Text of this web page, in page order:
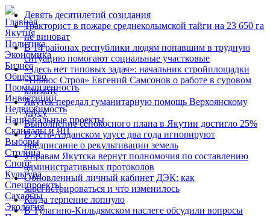
Главная
Якутия
Политика
Экономика
Бизнес
Общество
Промышленность
Инвестиции
Недвижимость
Национальные проекты
Скандалы и ЧП
Выборы
Столица
Спорт
Культура
Спецпроекты
Сахалыы
Экология
Девять десятилетий созидания
Тракторист в пожаре среднеколымской тайги на 23 650 га
не виноват
В 14 районах республики людям попавшим в трудную
ситуацию помогают социальные участковые
«Здесь нет типовых задач»: начальник стройплощадки
«Полюс Строя» Евгений Самсонов о работе в суровом
климате
Якутск передал гуманитарную помощь Верхоянскому
улусу
Выполнение сенокосного плана в Якутии достигло 25%
В Усть-Алданском улусе два года игнорируют
предписание о рекультивации земель
Управам Якутска вернут полномочия по составлению
административных протоколов
Обновленный личный кабинет ДЭК: как
зарегистрироваться и что изменилось
Когда терпение лопнуло
В Тулагино-Кильдямском наслеге обсудили вопросы